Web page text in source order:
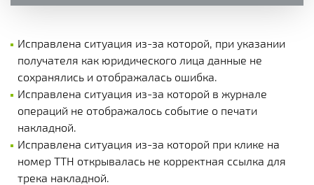
Исправлена ситуация из-за которой, при указании
получателя как юридического лица данные не
сохранялись и отображалась ошибка.
Исправлена ситуация из-за которой в журнале
операций не отображалось событие о печати
накладной.
Исправлена ситуация из-за которой при клике на
номер ТТН открывалась не корректная ссылка для
трека накладной.